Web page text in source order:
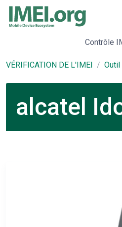
Contrôle
VÉRIFICATION DE L'IMEI Outil
alcatel